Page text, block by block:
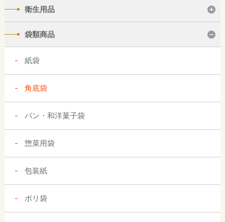
衛生用品
袋類商品
紙袋
角底袋
パン・和洋菓子袋
惣菜用袋
包装紙
ポリ袋